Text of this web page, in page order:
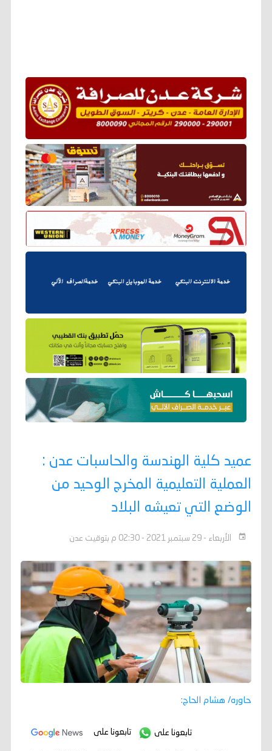
عميد كلية الهندسة والحاسبات عدن :
العملية التعليمية المخرج الوحيد من
الوضع التي تعيشه البلاد
الأربعاء - 29 سبتمبر 2021 - 02:30 م بتوقيت عدن
حاوره/ هشام الحاج:
تابعونا على تابعونا على